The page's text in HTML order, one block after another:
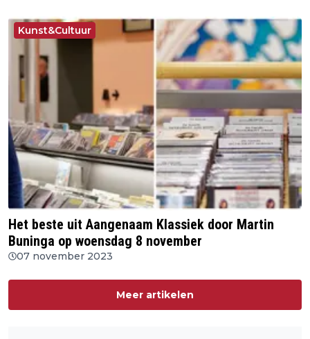
Kunst&Cultuur
Het beste uit Aangenaam Klassiek door Martin
Buninga op woensdag 8 november
07 november 2023
Meer artikelen